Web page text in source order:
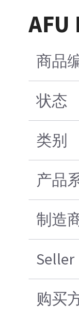
商品
状态
类别
产品
制造
Seller
购买